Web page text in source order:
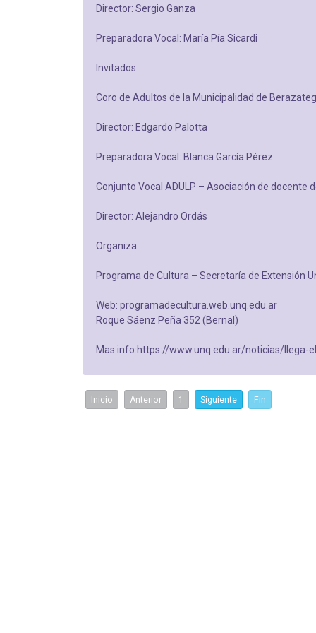
Director: Sergio Ganza
Preparadora Vocal: María Pía Sicardi
Invitados
Coro de Adultos de la Municipalidad de
Director: Edgardo Palotta
Preparadora Vocal: Blanca García Pérez
Conjunto Vocal ADULP – Asociación de docente
Director: Alejandro Ordás
Organiza:
Programa de Cultura – Secretaría de Extensión
Web: programadecultura.web.unq.edu.ar
Roque Sáenz Peña 352 (Bernal)
Mas info:https://www.unq.edu.ar/noticias/llega-
Inicio Anterior 1 Siguiente Fin